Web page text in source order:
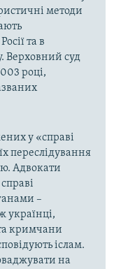
методи
та в
Верховний суд
році,
у «справі
переслідування
Адвокати
–
українці,
кримчани
іслам.
на